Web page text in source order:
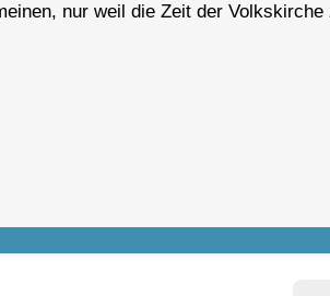
nur weil die Zeit der